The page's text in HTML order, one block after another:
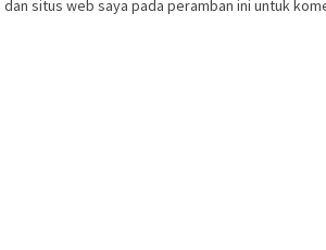
dan situs web saya pada peramban ini untuk